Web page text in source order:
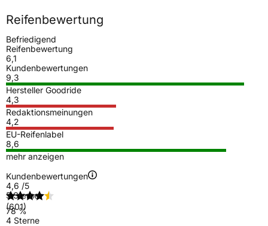
Reifenbewertung
Befriedigend
Reifenbewertung
6,1
Kundenbewertungen
9,3
Hersteller Goodride
4,3
Redaktionsmeinungen
4,2
EU-Reifenlabel
8,6
mehr anzeigen
Kundenbewertungen
4,6 /5
(601)
5 Sterne
78 %
4 Sterne